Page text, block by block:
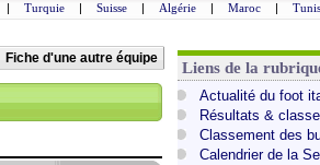
| Turquie | Suisse | Algérie | Maroc |
Fiche d'une autre équipe
Liens de la
Actualité du foot
Résultats &
Classement des
Calendrier de la